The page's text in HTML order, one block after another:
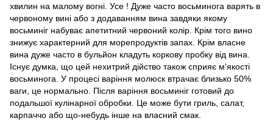
хвилин на малому вогні. Усе ! Дуже часто восьминога варять в
червоному вині або з додаванням вина завдяки якому
восьминіг набуває апетитний червоний колір. Крім того вино
знижує характерний для морепродуктів запах. Крім власне
вина дуже часто в бульйон кладуть коркову пробку від вина.
Існує думка, що цей нехитрий дійство також сприяє м'якості
восьминога. У процесі варіння молюск втрачає близько 50%
ваги, це нормально. Після варіння восьминіг готовий до
подальшої кулінарної обробки. Це може бути гриль, салат,
карпаччо або що-небудь інше на власний смак.